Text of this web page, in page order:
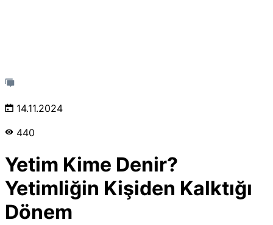
14.11.2024
440
Yetim Kime Denir?
Yetimliğin Kişiden Kalktığı
Dönem